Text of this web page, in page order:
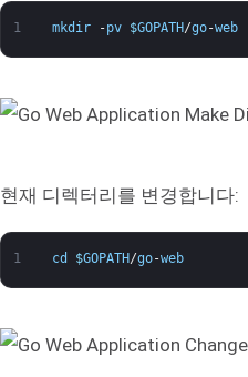
1 mkdir -pv $GOPATH/go-web
현재 디렉터리를 변경합니다:
1 cd $GOPATH/go-web